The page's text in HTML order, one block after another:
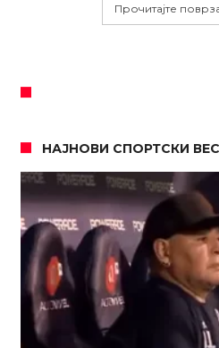
Прочитајте
НАЈНОВИ СПОРТСКИ